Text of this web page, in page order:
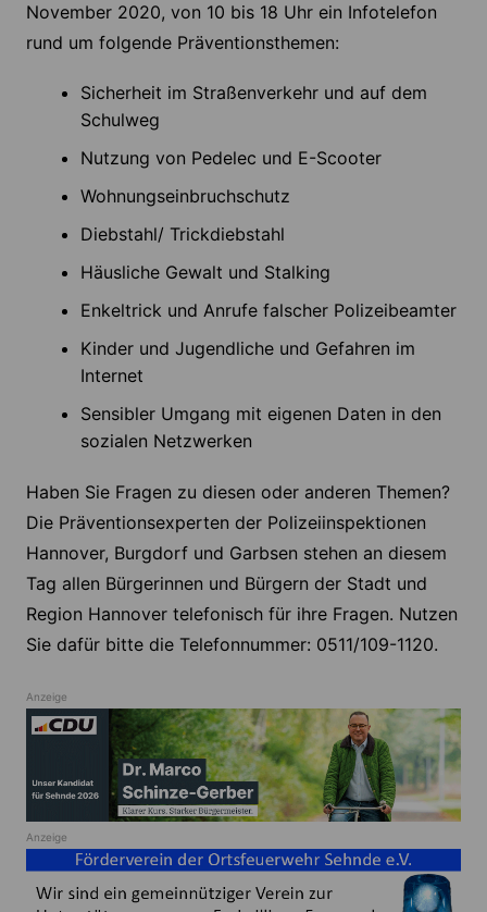
November 2020, von 10 bis 18 Uhr ein Infotelefon
rund um folgende Präventionsthemen:
Sicherheit im Straßenverkehr und auf dem
Schulweg
Nutzung von Pedelec und E-Scooter
Wohnungseinbruchschutz
Diebstahl/ Trickdiebstahl
Häusliche Gewalt und Stalking
Enkeltrick und Anrufe falscher Polizeibeamter
Kinder und Jugendliche und Gefahren im
Internet
Sensibler Umgang mit eigenen Daten in den
sozialen Netzwerken
Haben Sie Fragen zu diesen oder anderen Themen?
Die Präventionsexperten der Polizeiinspektionen
Hannover, Burgdorf und Garbsen stehen an diesem
Tag allen Bürgerinnen und Bürgern der Stadt und
Region Hannover telefonisch für ihre Fragen. Nutzen
Sie dafür bitte die Telefonnummer: 0511/109-1120.
Anzeige
Anzeige